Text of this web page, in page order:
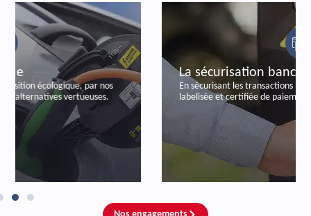
La sécurisation bancaire
En sécurisant les transactions bancaires, par notre offre
labelisée et certifiée de paiements autonomes.